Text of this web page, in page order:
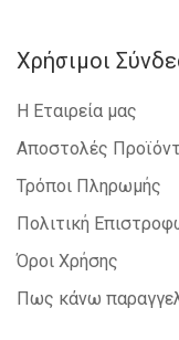
Χρήσιμοι
Η Εταιρεία μας
Αποστολές
Τρόποι Πληρωμής
Πολιτική
Όροι Χρήσης
Πως κάνω